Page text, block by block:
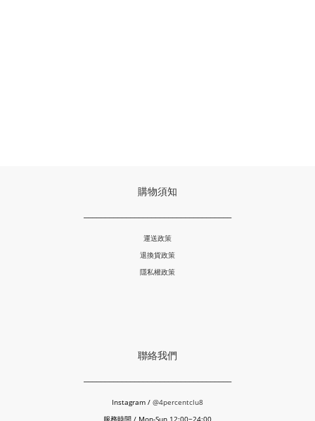
購物須知
運送政策
退換貨政策
隱私權政策
聯絡我們
Instagram / @4percentclu8
服務時間 / Mon-Sun 12:00~24:00